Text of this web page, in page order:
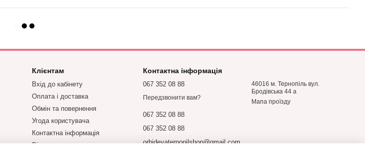
Клієнтам
Вхід до кабінету
Оплата і доставка
Обмін та повернення
Угода користувача
Контактна інформація
Відгуки про магазин
Контактна інформація
067 352 08 88
Передзвонити вам?
067 352 08 88
067 352 08 88
orhideyaternopilshop@gmail.com
46016 м. Тернопіль вул.
Бродівська 44 а
Мапа проїзду